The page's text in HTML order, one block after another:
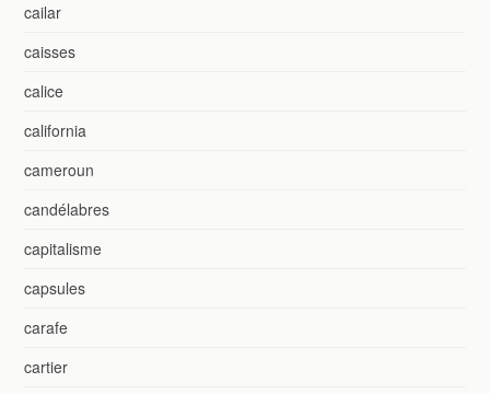
cailar
caisses
calice
california
cameroun
candélabres
capitalisme
capsules
carafe
cartier